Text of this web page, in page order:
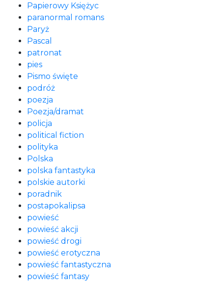
Papierowy Księżyc
paranormal romans
Paryż
Pascal
patronat
pies
Pismo święte
podróż
poezja
Poezja/dramat
policja
political fiction
polityka
Polska
polska fantastyka
polskie autorki
poradnik
postapokalipsa
powieść
powieść akcji
powieść drogi
powieść erotyczna
powieść fantastyczna
powieść fantasy